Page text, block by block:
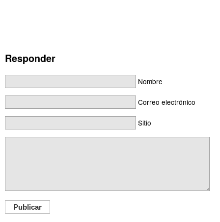
Responder
Nombre
Correo electrónico
Sitio
Publicar